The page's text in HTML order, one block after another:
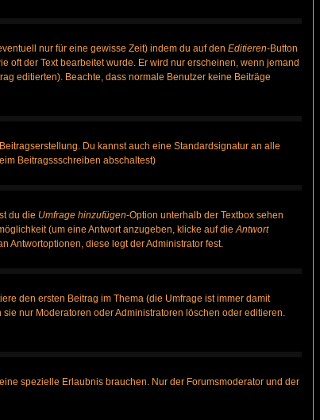
nur für eine gewisse Zeit) indem du auf den Editieren-Button
oft der Text bearbeitet wurde. Er wird nur erscheinen, wenn jemand
editierten). Beachte, dass normale Benutzer keine Beiträge
Du kannst auch eine Standardsignatur an alle
Beitragssschreiben abschaltest)
du die Umfrage hinzufügen-Option unterhalb der Textbox sehen
(um eine Antwort anzugeben, klicke auf dieAntwort
Antwortoptionen, diese legt der Administrator fest.
den ersten Beitrag im Thema (die Umfrage ist immer damit
nur Moderatoren oder Administratoren löschen oder editieren.
spezielle Erlaubnis brauchen. Nur der Forumsmoderator und der